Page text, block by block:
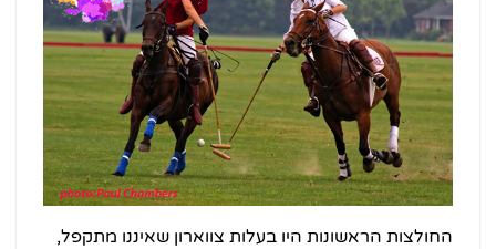
החולצות הראשונות היו בעלות צווארון שאיננו מתקפל,